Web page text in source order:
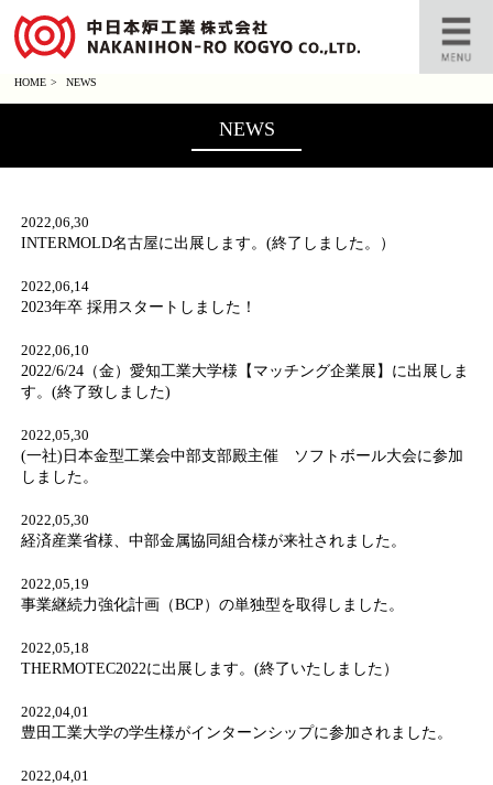
HOME > NEWS
NEWS
2022,06,30
INTERMOLD名古屋に出展します。(終了しました。）
2022,06,14
2023年卒 採用スタートしました！
2022,06,10
2022/6/24（金）愛知工業大学様【マッチング企業展】に出展しま
す。(終了致しました)
2022,05,30
(一社)日本金型工業会中部支部殿主催 ソフトボール大会に参加
しました。
2022,05,30
経済産業省様、中部金属協同組合様が来社されました。
2022,05,19
事業継続力強化計画（BCP）の単独型を取得しました。
2022,05,18
THERMOTEC2022に出展します。(終了いたしました）
2022,04,01
豊田工業大学の学生様がインターンシップに参加されました。
2022,04,01